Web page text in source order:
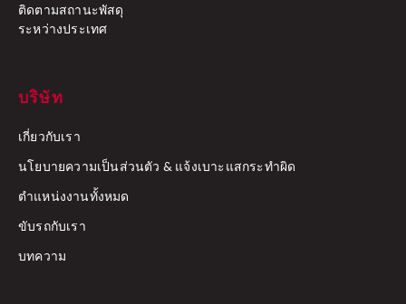
ติดตามสถานะพัสดุ
ระหว่างประเทศ
บริษัท
เกี่ยวกับเรา
นโยบายความเป็นส่วนตัว & แจ้งเบาะแสกระทำผิด
ตำแหน่งงานทั้งหมด
ขับรถกับเรา
บทความ